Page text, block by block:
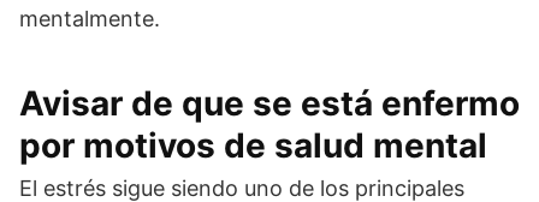
mentalmente.
Avisar de que se está enfermo
por motivos de salud mental
El estrés sigue siendo uno de los principales